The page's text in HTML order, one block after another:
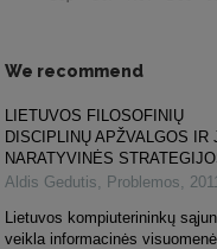
We recommend
LIETUVOS FILOSOFINIŲ
DISCIPLINŲ APŽVALGOS IR
NARATYVINĖS
Aldis Gedutis, Problemos,
Lietuvos kompiuterininkų
veikla informacinės